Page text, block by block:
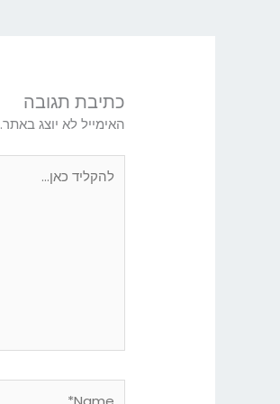
כתיבת תגובה
האימייל לא יוצג באתר.
כאן...